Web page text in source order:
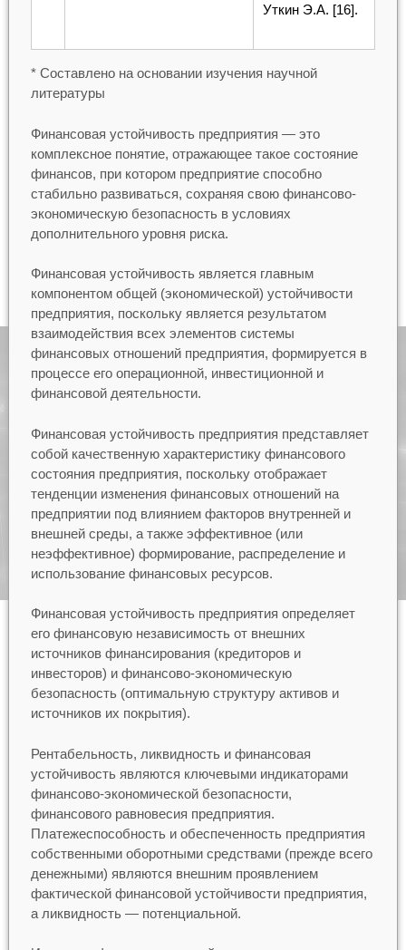
Уткин Э.А. [16].
* Составлено на основании изучения научной
литературы
Финансовая устойчивость предприятия — это
комплексное понятие, отражающее такое состояние
финансов, при котором предприятие способно
стабильно развиваться, сохраняя свою финансово-
экономическую безопасность в условиях
дополнительного уровня риска.
Финансовая устойчивость является главным
компонентом общей (экономической) устойчивости
предприятия, поскольку является результатом
взаимодействия всех элементов системы
финансовых отношений предприятия, формируется в
процессе его операционной, инвестиционной и
финансовой деятельности.
Финансовая устойчивость предприятия представляет
собой качественную характеристику финансового
состояния предприятия, поскольку отображает
тенденции изменения финансовых отношений на
предприятии под влиянием факторов внутренней и
внешней среды, а также эффективное (или
неэффективное) формирование, распределение и
использование финансовых ресурсов.
Финансовая устойчивость предприятия определяет
его финансовую независимость от внешних
источников финансирования (кредиторов и
инвесторов) и финансово-экономическую
безопасность (оптимальную структуру активов и
источников их покрытия).
Рентабельность, ликвидность и финансовая
устойчивость являются ключевыми индикаторами
финансово-экономической безопасности,
финансового равновесия предприятия.
Платежеспособность и обеспеченность предприятия
собственными оборотными средствами (прежде всего
денежными) являются внешним проявлением
фактической финансовой устойчивости предприятия,
а ликвидность — потенциальной.